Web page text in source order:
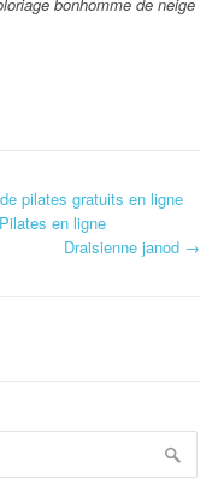
pilates gratuits en ligne
en ligne
Draisienne janod →